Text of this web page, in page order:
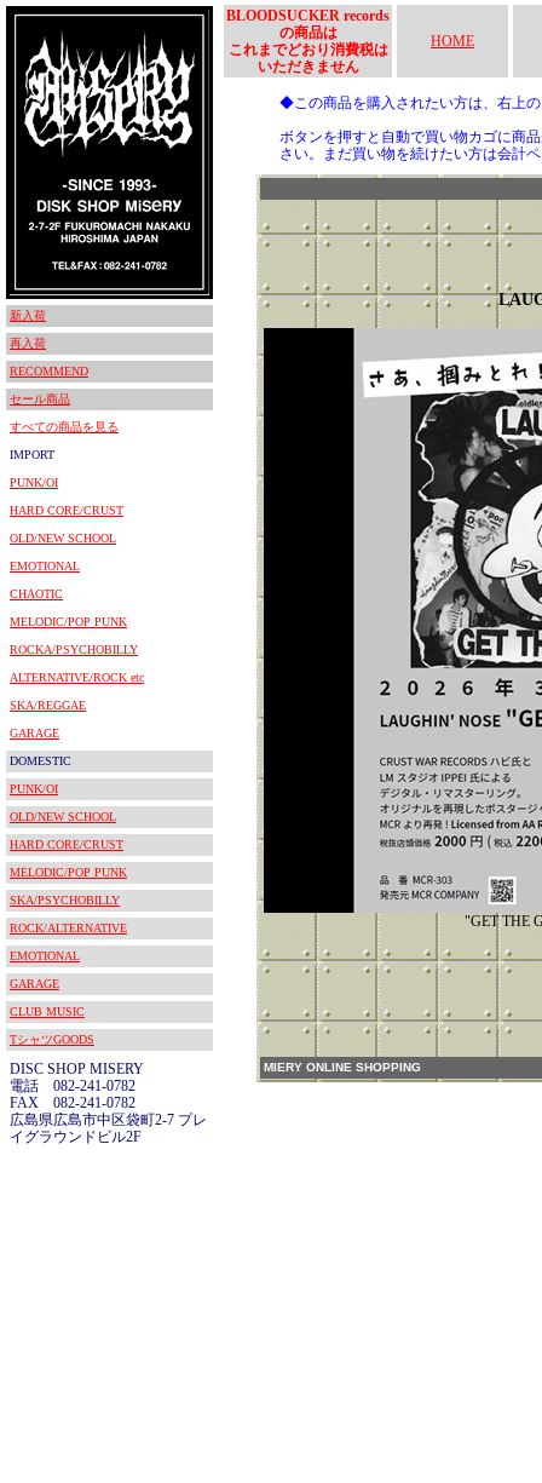
新入荷
再入荷
RECOMMEND
セール商品
すべての商品を見る
IMPORT
PUNK/OI
HARD CORE/CRUST
OLD/NEW SCHOOL
EMOTIONAL
CHAOTIC
MELODIC/POP PUNK
ROCKA/PSYCHOBILLY
ALTERNATIVE/ROCK etc
SKA/REGGAE
GARAGE
DOMESTIC
PUNK/OI
OLD/NEW SCHOOL
HARD CORE/CRUST
MELODIC/POP PUNK
SKA/PSYCHOBILLY
ROCK/ALTERNATIVE
EMOTIONAL
GARAGE
CLUB MUSIC
TシャツGOODS
DISC SHOP MISERY
電話 082-241-0782
FAX 082-241-0782
広島県広島市中区袋町2-7 プレ
イグラウンドビル2F
BLOODSUCKER records
の商品は
これまでどおり消費税は
いただきません
HOME
◆この商品を購入されたい方は、右上
ボタンを押すと自動で買い物カゴに商
さい。まだ買い物を続けたい方は会計
"GET THE
MIERY ONLINE SHOPPING